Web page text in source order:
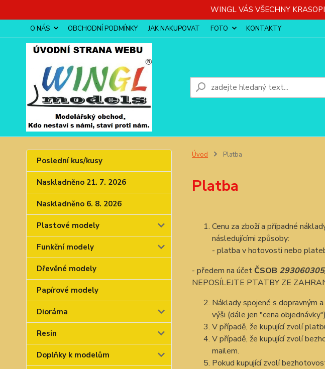
WINGL VÁS VŠECHNY
O NÁS OBCHODNÍ PODMÍNKY JAK NAKUPOVAT FOTO KONTAKTY
Poslední kus/kusy
Naskladněno 21. 7. 2026
Naskladněno 6. 8. 2026
Plastové modely
Funkční modely
Dřevěné modely
Papírové modely
Dioráma
Resin
Doplňky k modelům
Úvod Platba
Platba
Cenu za zboží a případné
následujícími způsoby:
- platba v hotovosti nebo
- předem na účet ČSOB
NEPOSÍLEJTE PTATBY ZE
Náklady spojené s dopravným
výši (dále jen "cena
V případě, že kupující zvolí
V případě, že kupující zvolí
mailem.
Pokud kupující zvolí